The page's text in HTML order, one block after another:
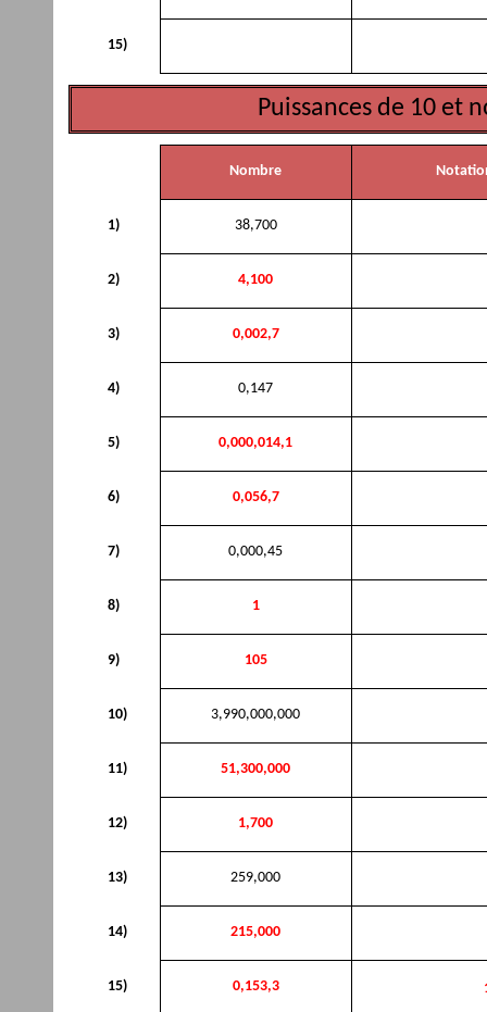
15)
Puissances de 10 et
Nombre
1) 38,700
2) 4,100
3) 0,002,7
4) 0,147
5) 0,000,014,1
6) 0,056,7
7) 0,000,45
8) 1
9) 105
10) 3,990,000,000
11) 51,300,000
12) 1,700
13) 259,000
14) 215,000
15) 0,153,3